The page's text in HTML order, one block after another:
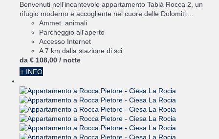
Benvenuti nell’incantevole appartamento Tabià Rocca 2, un
rifugio moderno e accogliente nel cuore delle Dolomiti....
Ammet. animali
Parcheggio all'aperto
Accesso Internet
A 7 km dalla stazione di sci
da € 108,00 / notte
+ INFO